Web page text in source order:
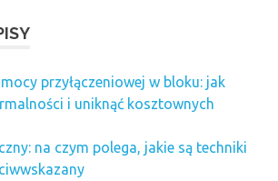
przyłączeniowej w bloku: jak
i uniknąć kosztownych
na czym polega, jakie są techniki